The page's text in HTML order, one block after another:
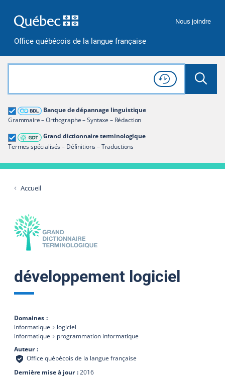
Office québécois de la langue française
Nous joindre
Rechercher dans tout le site
Lancer
Consulter l'
Historique
de recherche
Banque de dépannage linguistique
Grammaire – Orthographe – Syntaxe – Rédaction
Grand dictionnaire terminologique
Termes spécialisés – Définitions – Traductions
Grand dictionnaire terminologique
Restreindre aux termes
Accueil
développement logiciel
Domaines
informatique
logiciel
informatique
programmation informatique
Auteur
Office québécois de la langue française
Dernière mise à jour 2016